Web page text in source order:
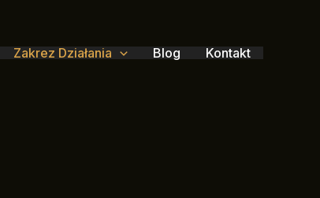
Zakrez Działania Blog Kontakt